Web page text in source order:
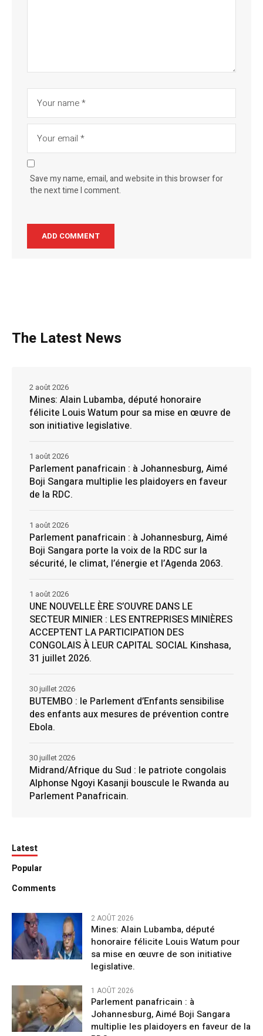
Save my name, email, and website in this browser for
the next time I comment.
The Latest News
Mines: Alain Lubamba, député honoraire
félicite Louis Watum pour sa mise en œuvre de
son initiative legislative.
2 août 2026
Parlement panafricain : à Johannesburg, Aimé
Boji Sangara multiplie les plaidoyers en faveur
de la RDC.
1 août 2026
Parlement panafricain : à Johannesburg, Aimé
Boji Sangara porte la voix de la RDC sur la
sécurité, le climat, l’énergie et l’Agenda 2063.
1 août 2026
UNE NOUVELLE ÈRE S’OUVRE DANS LE
SECTEUR MINIER : LES ENTREPRISES MINIÈRES
ACCEPTENT LA PARTICIPATION DES
CONGOLAIS À LEUR CAPITAL SOCIAL Kinshasa,
31 juillet 2026.
1 août 2026
BUTEMBO : le Parlement d’Enfants sensibilise
des enfants aux mesures de prévention contre
Ebola.
30 juillet 2026
Midrand/Afrique du Sud : le patriote congolais
Alphonse Ngoyi Kasanji bouscule le Rwanda au
Parlement Panafricain.
30 juillet 2026
Latest
Popular
Comments
2 AOÛT 2026
Mines: Alain Lubamba, député
honoraire félicite Louis Watum pour
sa mise en œuvre de son initiative
legislative.
1 AOÛT 2026
Parlement panafricain : à
Johannesburg, Aimé Boji Sangara
multiplie les plaidoyers en faveur de la